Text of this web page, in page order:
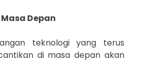
Depan
teknologi yang terus
di masa depan akan